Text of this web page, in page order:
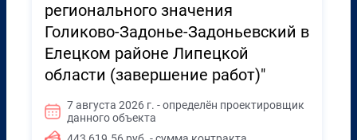
регионального значения
Голиково-Задонье-Задоньевский в
Елецком районе Липецкой
области (завершение работ)"
7 августа 2026 г. - определён проектировщик
данного объекта